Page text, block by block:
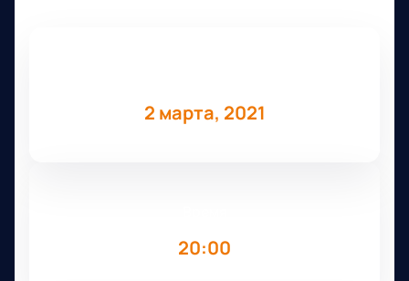
2 марта, 2021
20:00